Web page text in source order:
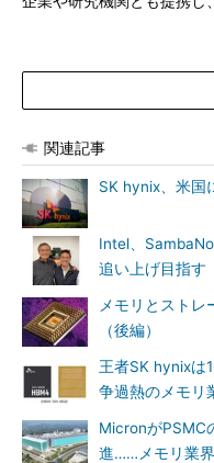
関連記事
SK hynix、米国
Intel、
追い上げ目指す
メモリとストレ
（後編）
王者SK hynixは
争過熱のメモリ
MicronがPSMC
進……メモリ業